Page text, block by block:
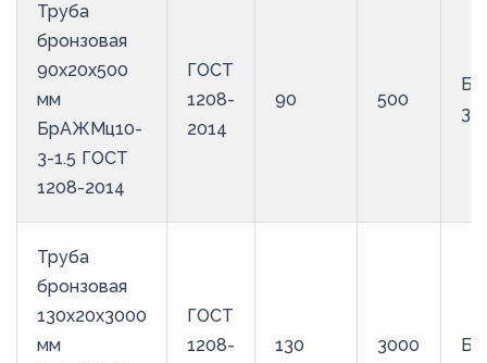
Труба
бронзовая
90х20х500
мм
БрАЖМц10-
3-1.5 ГОСТ
1208-2014
ГОСТ
1208-
2014
90 500
3-
Труба
бронзовая
130х20х3000
мм
ГОСТ
1208-
130 3000